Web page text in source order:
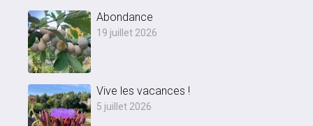
Abondance
19 juillet 2026
Vive les vacances !
5 juillet 2026